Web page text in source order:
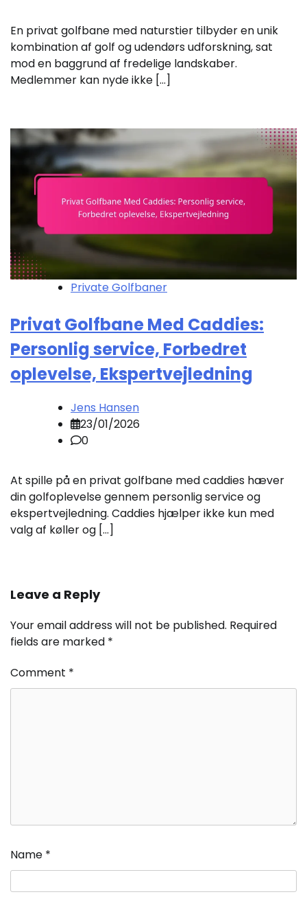
En privat golfbane med naturstier tilbyder en unik
kombination af golf og udendørs udforskning, sat
mod en baggrund af fredelige landskaber.
Medlemmer kan nyde ikke […]
Private Golfbaner
Privat Golfbane Med Caddies:
Personlig service, Forbedret
oplevelse, Ekspertvejledning
Jens Hansen
23/01/2026
0
At spille på en privat golfbane med caddies hæver
din golfoplevelse gennem personlig service og
ekspertvejledning. Caddies hjælper ikke kun med
valg af køller og […]
Leave a Reply
Your email address will not be published. Required
fields are marked *
Comment *
Name *